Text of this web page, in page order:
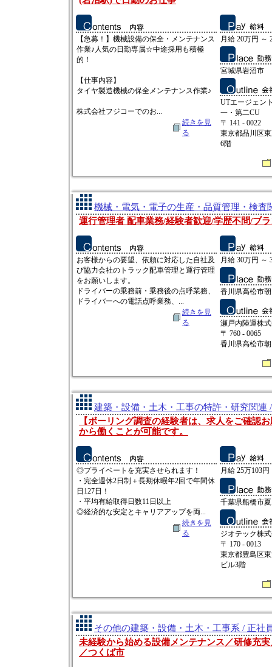
【急募！】機械設備の保全・メンテナンス
作業♪人気の日勤専属☆中途採用も積極
的！
【仕事内容】
タイヤ製造機械の保全メンテナンス作業♪
株式会社フジコーでのお...
続きを見
る
月給 20万円 ～
宮城県岩沼市
UTエージェン
一・第二CU
〒 141 - 0022
東京都品川区
6階
機械・電気・電子の生産・品質管理・検査
運行管理者 配車業務/経験者歓迎/学歴不問/ブ
お客様からの要望、依頼に対応した自社及
び協力会社のトラック配車管理と運行管理
をお願いします。
ドライバーの乗務前・乗務後の点呼業務、
ドライバーへの電話点呼業務、...
続きを見
る
月給 30万円 ～
香川県高松市
瀬戸内陸運株
〒 760 - 0065
香川県高松市
建築・設備・土木・工事の特許・研究関連
【ボーリング調査の経験者は、求人をご確認
から働くことが可能です。
◎プライベートを充実させられます！
・完全週休2日制＋長期休暇年2回で年間休
日127日！
・平均有給取得日数11日以上
◎経済的な安定とキャリアアップを両...
続きを見
る
月給 25万103
千葉県船橋市
ジオテック株
〒 170 - 0013
東京都豊島区
ビル3階
その他の建築・設備・土木・工事系 / 正社
未経験から始める設備メンテナンス／研修充
／つくば市